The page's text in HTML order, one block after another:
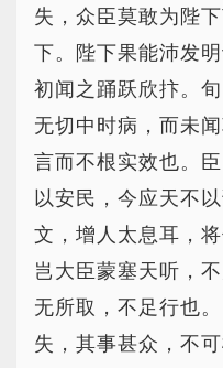
失，众臣莫敢为陛
下。陛下果能沛发
初闻之踊跃欣抃。
无切中时病，而未
言而不根实效也。
以安民，今应天不
文，增人太息耳，
岂大臣蒙塞天听，
无所取，不足行也
失，其事甚众，不